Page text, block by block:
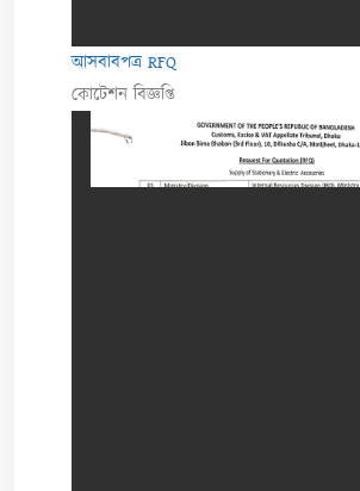
আসবাবপত্র RFQ
কোটেশন বিজ্ঞপ্তি